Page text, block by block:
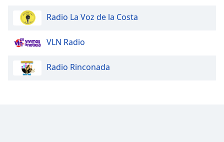
Radio La Voz de la Costa
VLN Radio
Radio Rinconada